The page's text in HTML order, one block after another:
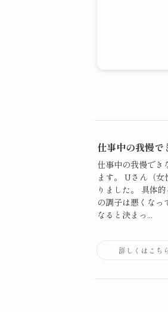
仕事中の我慢で
仕事中の我慢でき
ます。 Uさん（
りました。 具体
の調子は悪くなっ
なると決まっ...